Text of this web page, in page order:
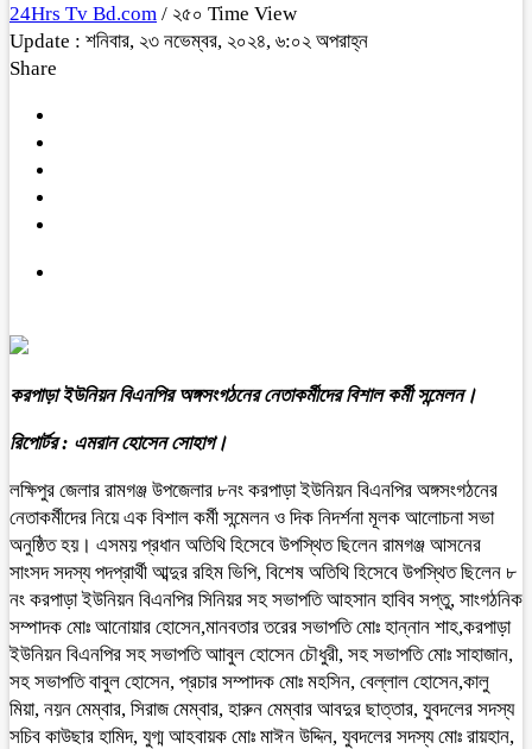
24Hrs Tv Bd.com / ২৫০ Time View
Update : শনিবার, ২৩ নভেম্বর, ২০২৪, ৬:০২ অপরাহ্ন
Share
করপাড়া ইউনিয়ন বিএনপির অঙ্গসংগঠনের নেতাকর্মীদের বিশাল কর্মী সন্মেলন।
রিপোর্টর : এমরান হোসেন সোহাগ।
লক্ষিপুর জেলার রামগঞ্জ উপজেলার ৮নং করপাড়া ইউনিয়ন বিএনপির অঙ্গসংগঠনের
নেতাকর্মীদের নিয়ে এক বিশাল কর্মী সন্মেলন ও দিক নিদর্শনা মূলক আলোচনা সভা
অনুষ্ঠিত হয়। এসময় প্রধান অতিথি হিসেবে উপস্থিত ছিলেন রামগঞ্জ আসনের
সাংসদ সদস্য পদপ্রার্থী আব্দুর রহিম ভিপি, বিশেষ অতিথি হিসেবে উপস্থিত ছিলেন ৮
নং করপাড়া ইউনিয়ন বিএনপির সিনিয়র সহ সভাপতি আহসান হাবিব সপ্তু, সাংগঠনিক
সম্পাদক মোঃ আনোয়ার হোসেন,মানবতার তরের সভাপতি মোঃ হান্নান শাহ,করপাড়া
ইউনিয়ন বিএনপির সহ সভাপতি আাবুল হোসেন চৌধুরী, সহ সভাপতি মোঃ সাহাজান,
সহ সভাপতি বাবুল হোসেন, প্রচার সম্পাদক মোঃ মহসিন, বেল্লাল হোসেন,কালু
মিয়া, নয়ন মেম্বার, সিরাজ মেম্বার, হারুন মেম্বার আবদুর ছাত্তার, যুবদলের সদস্য
সচিব কাউছার হামিদ, যুগ্ম আহবায়ক মোঃ মাঈন উদ্দিন, যুবদলের সদস্য মোঃ রায়হান,